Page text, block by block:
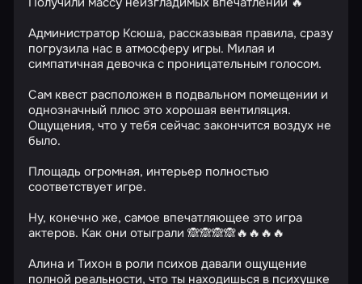
Администратор Ксюша, рассказывая правила, сразу
погрузила нас в атмосферу игры. Милая и
симпатичная девочка с проницательным голосом.
Сам квест расположен в подвальном помещении и
однозначный плюс это хорошая вентиляция.
Ощущения, что у тебя сейчас закончится воздух не
было.
Площадь огромная, интерьер полностью
соответствует игре.
Ну, конечно же, самое впечатляющее это игра
актеров. Как они отыграли 🙈🙈🙈🙈🔥🔥🔥🔥
Алина и Тихон в роли психов давали ощущение
полной реальности, что ты находишься в психушке